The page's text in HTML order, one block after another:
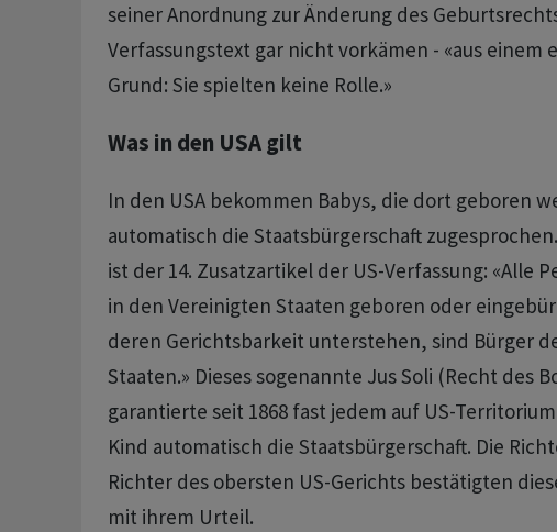
seiner Anordnung zur Änderung des
Verfassungstext gar nicht vorkämen - «aus einem
Grund: Sie spielten keine Rolle.»
Was in den USA gilt
In den USA bekommen Babys, die dort geboren
automatisch die Staatsbürgerschaft
ist der 14. Zusatzartikel der US-Verfassung: «Alle
in den Vereinigten Staaten geboren oder
deren Gerichtsbarkeit unterstehen, sind Bürger
Staaten.» Dieses sogenannte Jus Soli (Recht des
garantierte seit 1868 fast jedem auf US-
Kind automatisch die Staatsbürgerschaft. Die
Richter des obersten US-Gerichts bestätigten
mit ihrem Urteil.